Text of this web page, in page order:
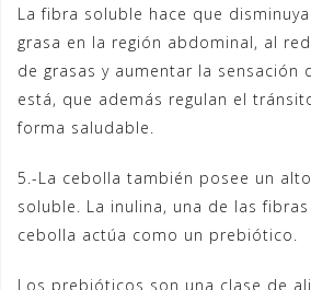
La fibra soluble hace que
grasa en la región abdominal, al
de grasas y aumentar la sensación
está, que además regulan el
forma saludable.
5.-La cebolla también posee un
soluble. La inulina, una de las
cebolla actúa como un prebiótico.
Los prebióticos son una clase de